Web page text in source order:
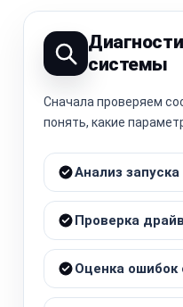
системы
Сначала проверяем
понять, какие
Анализ запуска
Проверка
Оценка